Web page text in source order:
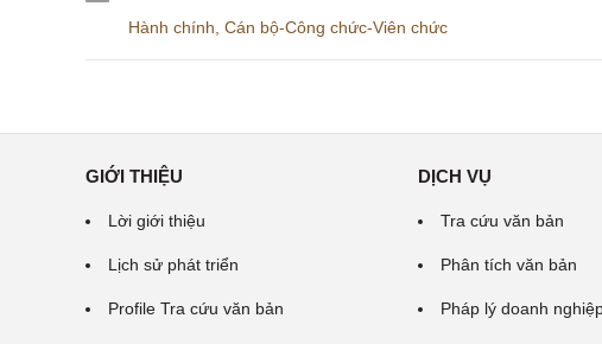
Hành chính Cán bộ-Công chức-Viên chức
GIỚI THIỆU
Lời giới thiệu
Lịch sử phát triển
Profile Tra cứu văn bản
DỊCH VỤ
Tra cứu văn bản
Phân tích văn bản
Pháp lý doanh